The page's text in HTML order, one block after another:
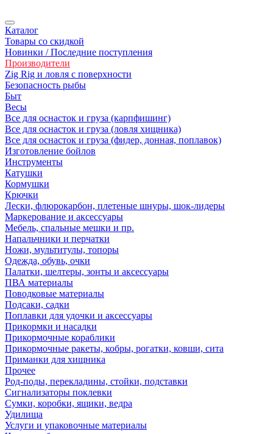
Каталог
Товары со скидкой
Новинки / Последние поступления
Производители
Zig Rig и ловля с поверхности
Безoпасность рыбы
Быт
Весы
Все для оснасток и груза (карпфишинг)
Все для оснасток и груза (ловля хищника)
Все для оснасток и груза (фидер, донная, поплавок)
Изготовление бойлов
Инструменты
Катушки
Кормушки
Крючки
Лески, флюрокарбон, плетеные шнуры, шок-лидеры
Маркерование и аксессуары
Мебель, спальные мешки и пр.
Напальчники и перчатки
Ножи, мультитулы, топоры
Одежда, обувь, очки
Палатки, шелтеры, зонты и аксессуары
ПВА материалы
Поводковые материалы
Подсаки, садки
Поплавки для удочки и аксессуары
Прикормки и насадки
Прикормочные кораблики
Прикормочные ракеты, кобры, рогатки, ковши, сита
Приманки для хищника
Прочее
Род-поды, перекладины, стойки, подставки
Сигнализаторы поклевки
Сумки, коробки, ящики, ведра
Удилища
Услуги и упаковочные материалы